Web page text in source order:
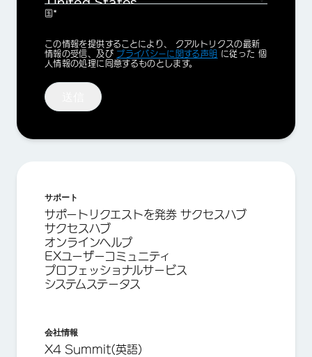
国*
Privacy
Optin
この情報を提供することにより、 クアルトリクスの最新
情報の受信、及び プライバシーに関する声明 に従った 個
人情報の処理に同意するものとします。
サポート
サポートリクエストを発券 サクセスハブ
サクセスハブ
オンラインヘルプ
EXユーザーコミュニティ
プロフェッショナルサービス
システムステータス
会社情報
X4 Summit(英語)